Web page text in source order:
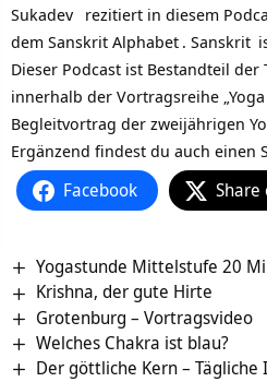
Sukadev rezitiert in diesem
dem Sanskrit Alphabet . Sanskrit
Dieser Podcast ist Bestandteil
innerhalb der Vortragsreihe „
Begleitvortrag der zweijährigen
Ergänzend findest du auch einen
Facebook Share
Yogastunde Mittelstufe 20
Krishna, der gute Hirte
Grotenburg‏‎ – Vortragsvideo
Welches Chakra ist blau?
Der göttliche Kern –